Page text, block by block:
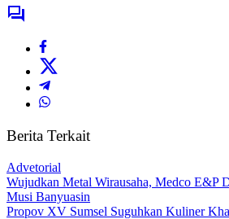
Berita Terkait
Advetorial
Wujudkan Metal Wirausaha, Medco E&P
Musi Banyuasin
Propov XV Sumsel Suguhkan Kuliner